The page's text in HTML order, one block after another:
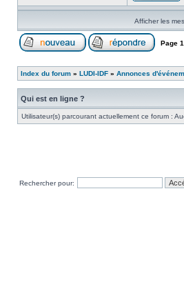
Afficher les
Page 1
Index du forum » LUDI-IDF » Annonces
Qui est en ligne ?
Utilisateur(s) parcourant actuellement ce forum :
Rechercher pour: